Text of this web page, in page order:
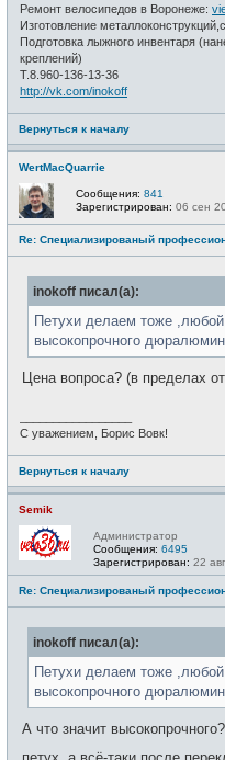
Ремонт велосипедов в Воронеже:
Изготовление
Подготовка лыжного инвентаря
креплений)
Т.8.960-136-13-36
http://vk.com/inokoff
Вернуться к началу
WertMacQuarrie
Сообщения: 841
Зарегистрирован: 06 сен
Re: Специализированый
inokoff писал(а):
Петухи делаем тоже
высокопрочного
Цена вопроса? (в пределах
С уважением, Борис Вовк!
Вернуться к началу
Semik
Администратор
Сообщения: 6495
Зарегистрирован: 22
Re: Специализированый
inokoff писал(а):
Петухи делаем тоже
высокопрочного
А что значит